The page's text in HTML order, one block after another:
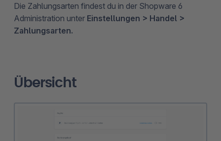
Die Zahlungsarten findest du in der Shopware 6
Administration unter Einstellungen > Handel >
Zahlungsarten.
Übersicht